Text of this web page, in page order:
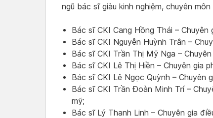
ngũ bác sĩ giàu kinh nghiệm, chuyên
Bác sĩ CKI Cang Hồng Thái – Chuyên
Bác sĩ CKI Nguyễn Huỳnh Trân –
Bác sĩ CKI Trần Thị Mỹ Nga –
Bác sĩ CKI Lê Thị Hiền – Chuyên gia
Bác sĩ CKI Lê Ngọc Quỳnh – Chuyên
Bác sĩ CKI Trần Đoàn Minh Trí –
mỹ;
Bác sĩ Lý Thanh Linh – Chuyên gia